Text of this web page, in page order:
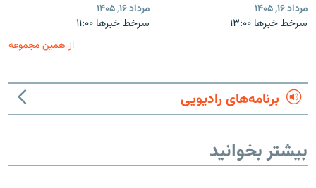
مرداد ۱۶, ۱۴۰۵
سرخط خبرها ۱۳:۰۰
مرداد ۱۶, ۱۴۰۵
سرخط خبرها ۱۱:۰۰
از همین مجموعه
برنامه‌های رادیویی
بیشتر بخوانید